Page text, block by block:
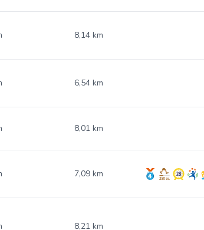
8,14 km
6,54 km
8,01 km
7,09 km
8,21 km